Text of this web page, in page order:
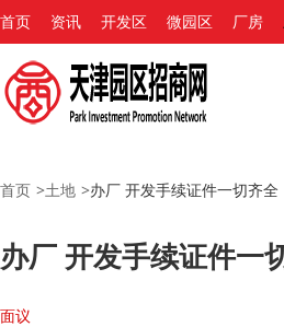
首页 资讯 开发区 微园区 厂房
首页 >土地 >办厂 开发手续证件一切齐全
办厂 开发手续证件一
面议